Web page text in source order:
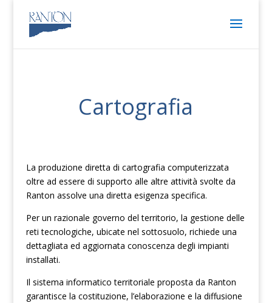
Cartografia
La produzione diretta di cartografia computerizzata
oltre ad essere di supporto alle altre attività svolte da
Ranton assolve una diretta esigenza specifica.
Per un razionale governo del territorio, la gestione delle
reti tecnologiche, ubicate nel sottosuolo, richiede una
dettagliata ed aggiornata conoscenza degli impianti
installati.
Il sistema informatico territoriale proposta da Ranton
garantisce la costituzione, l’elaborazione e la diffusione